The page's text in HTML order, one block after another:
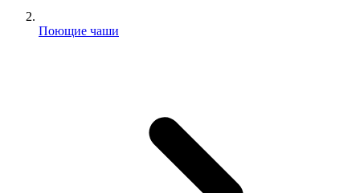
Поющие чаши